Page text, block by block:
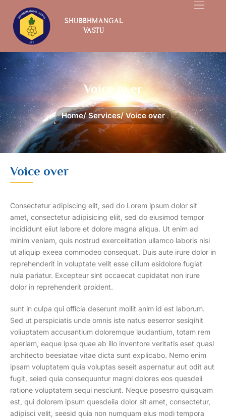
content
SHUBBHMANGAL
VASTU
Voice over
Home/ Services/ Voice over
Voice over
Consectetur adipiscing elit, sed do Lorem ipsum dolor sit
amet, consectetur adipisicing eliit, sed do eiusimod tempor
incididunt eiiut labore et dolore magna aliqua. Ut enim ad
minim veniam, quis nostrud exerceiitation ullamco laboris nisi
ut aliquip exeea commodeo consequat. Duis aute irure dolor in
reprehenderit in voluptate velit esse cillum esidolore fugiat
nula pariatur. Excepteur sint occaecat cupidatat non irure
dolor in reprehenderit proident.
sunt in culpa qui officia deserunt mollit anim id est laborum.
Sed ut perspiciatis unde omnis iste natus eeserror sesiqihit
voliuptatem accusantium doloremque laudantium, totam rem
aperiam, eaque ipsa quae ab illo inventore veritatis eset quasi
architecto beesiatae vitae dicta sunt explicabo. Nemo enim
ipsam voluptatem quia voluptas seseit aspernatur aut odit aut
fugit, seied quia consequuntur magni dolores eos quesdeii
ratione voluptatem sequi nesciunt. Neque posesrro quisquam
est, qui dolorem ipsum quesdeiia dolor sit amet, consectetur,
adipisci velit, seesid quia non numquam eius modi tempora